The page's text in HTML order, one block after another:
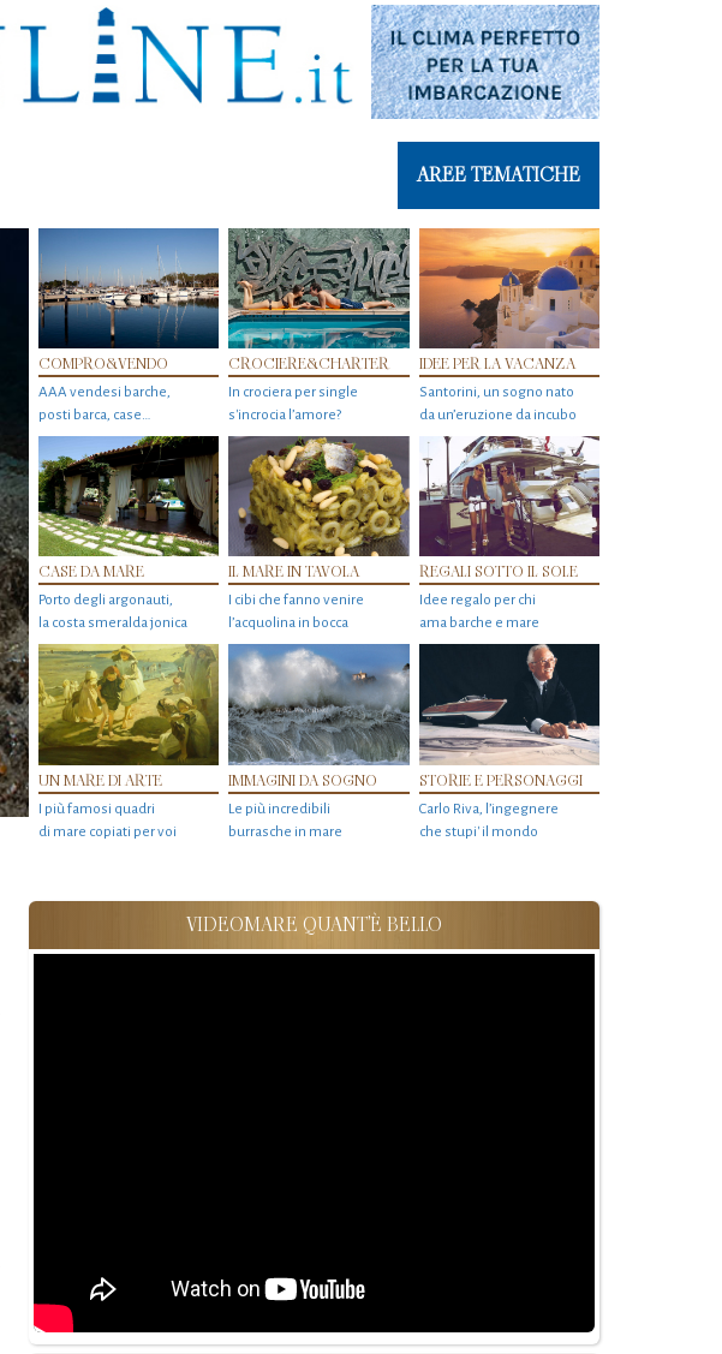
AREE TEMATICHE
COMPRO&VENDO
AAA vendesi barche,
posti barca, case…
CROCIERE&CHARTER
In crociera per single
s'incrocia l’amore?
IDEE PER LA VACANZA
Santorini, un sogno nato
da un’eruzione da incubo
CASE DA MARE
Porto degli argonauti,
la costa smeralda jonica
IL MARE IN TAVOLA
I cibi che fanno venire
l’acquolina in bocca
REGALI SOTTO IL SOLE
Idee regalo per chi
ama barche e mare
UN MARE DI ARTE
I più famosi quadri
di mare copiati per voi
IMMAGINI DA SOGNO
Le più incredibili
burrasche in mare
STORIE E PERSONAGGI
Carlo Riva, l’ingegnere
che stupi' il mondo
VIDEOMARE QUANT'È BELLO